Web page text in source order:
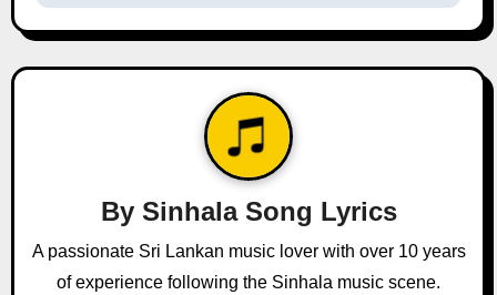
n
a
a
By Sinhala Song Lyrics
A passionate Sri Lankan music lover with over 10 years
of experience following the Sinhala music scene.